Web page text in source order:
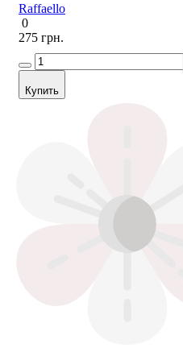
Raffaello
0
275 грн.
Купить